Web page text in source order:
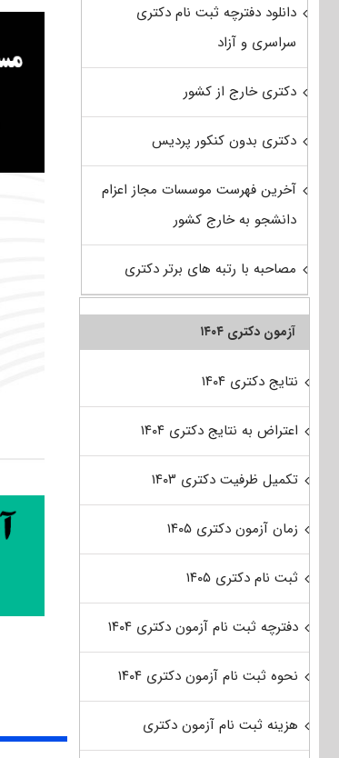
دانلود دفترچه ثبت نام دکتری
سراسری و آزاد
دکتری خارج از کشور
دکتری بدون کنکور پردیس
آخرین فهرست موسسات مجاز اعزام
دانشجو به خارج کشور
مصاحبه با رتبه های برتر دکتری
آزمون دکتری ۱۴۰۴
نتایج دکتری ۱۴۰۴
اعتراض به نتایج دکتری ۱۴۰۴
تکمیل ظرفیت دکتری ۱۴۰۳
زمان آزمون دکتری ۱۴۰۵
ثبت نام دکتری ۱۴۰۵
دفترچه ثبت نام آزمون دکتری ۱۴۰۴
نحوه ثبت نام آزمون دکتری ۱۴۰۴
هزینه ثبت نام آزمون دکتری